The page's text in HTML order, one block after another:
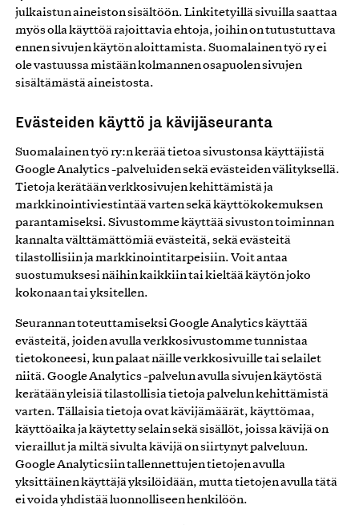
julkaistun aineiston sisältöön. Linkitetyillä sivuilla saattaa
myös olla käyttöä rajoittavia ehtoja, joihin on tutustuttava
ennen sivujen käytön aloittamista. Suomalainen työ ry ei
ole vastuussa mistään kolmannen osapuolen sivujen
sisältämästä aineistosta.
Evästeiden käyttö ja kävijäseuranta
Suomalainen työ ry:n kerää tietoa sivustonsa käyttäjistä
Google Analytics -palveluiden sekä evästeiden välityksellä.
Tietoja kerätään verkkosivujen kehittämistä ja
markkinointiviestintää varten sekä käyttökokemuksen
parantamiseksi. Sivustomme käyttää sivuston toiminnan
kannalta välttämättömiä evästeitä, sekä evästeitä
tilastollisiin ja markkinointitarpeisiin. Voit antaa
suostumuksesi näihin kaikkiin tai kieltää käytön joko
kokonaan tai yksitellen.
Seurannan toteuttamiseksi Google Analytics käyttää
evästeitä, joiden avulla verkkosivustomme tunnistaa
tietokoneesi, kun palaat näille verkkosivuille tai selailet
niitä. Google Analytics -palvelun avulla sivujen käytöstä
kerätään yleisiä tilastollisia tietoja palvelun kehittämistä
varten. Tällaisia tietoja ovat kävijämäärät, käyttömaa,
käyttöaika ja käytetty selain sekä sisällöt, joissa kävijä on
vieraillut ja miltä sivulta kävijä on siirtynyt palveluun.
Google Analyticsiin tallennettujen tietojen avulla
yksittäinen käyttäjä yksilöidään, mutta tietojen avulla tätä
ei voida yhdistää luonnolliseen henkilöön.